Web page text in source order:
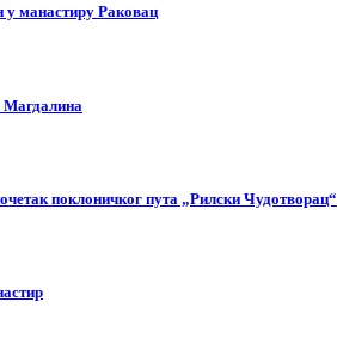
у манастиру Раковац
Магдалина
поклоничког пута „Рилски Чудотворац“